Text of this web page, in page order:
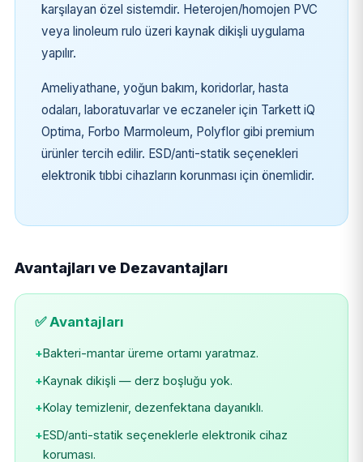
karşılayan özel sistemdir. Heterojen/homojen PVC
veya linoleum rulo üzeri kaynak dikişli uygulama
yapılır.
Ameliyathane, yoğun bakım, koridorlar, hasta
odaları, laboratuvarlar ve eczaneler için Tarkett iQ
Optima, Forbo Marmoleum, Polyflor gibi premium
ürünler tercih edilir. ESD/anti-statik seçenekleri
elektronik tıbbi cihazların korunması için önemlidir.
Avantajları ve Dezavantajları
✅ Avantajları
+Bakteri-mantar üreme ortamı yaratmaz.
+Kaynak dikişli — derz boşluğu yok.
+Kolay temizlenir, dezenfektana dayanıklı.
+ESD/anti-statik seçeneklerle elektronik cihaz
koruması.